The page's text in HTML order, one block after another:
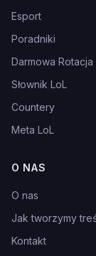
Esport
Poradniki
Darmowa Rotacja
Słownik LoL
Countery
Meta LoL
O NAS
O nas
Jak tworzymy
Kontakt